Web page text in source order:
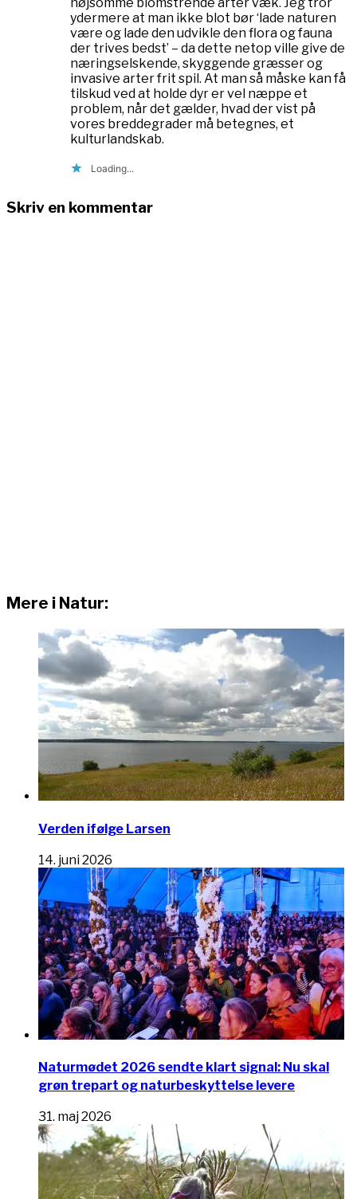
ydermere at man ikke blot bør ‘lade naturen
være og lade den udvikle den flora og fauna
der trives bedst’ – da dette netop ville give de
næringselskende, skyggende græsser og
invasive arter frit spil. At man så måske kan få
tilskud ved at holde dyr er vel næppe et
problem, når det gælder, hvad der vist på
vores breddegrader må betegnes, et
kulturlandskab.
Loading...
Skriv en kommentar
Mere i Natur:
Verden ifølge Larsen
14. juni 2026
Naturmødet 2026 sendte klart signal: Nu skal
grøn trepart og naturbeskyttelse levere
31. maj 2026